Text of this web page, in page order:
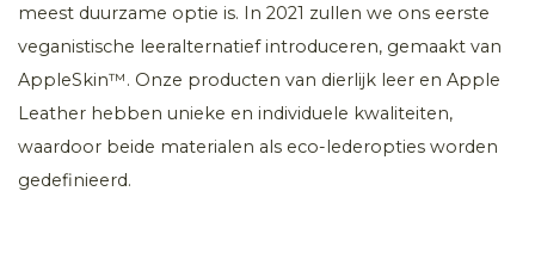
meest duurzame optie is. In 2021 zullen we ons eerste
veganistische leeralternatief introduceren, gemaakt van
AppleSkin™. Onze producten van dierlijk leer en Apple
Leather hebben unieke en individuele kwaliteiten,
waardoor beide materialen als eco-lederopties worden
gedefinieerd.